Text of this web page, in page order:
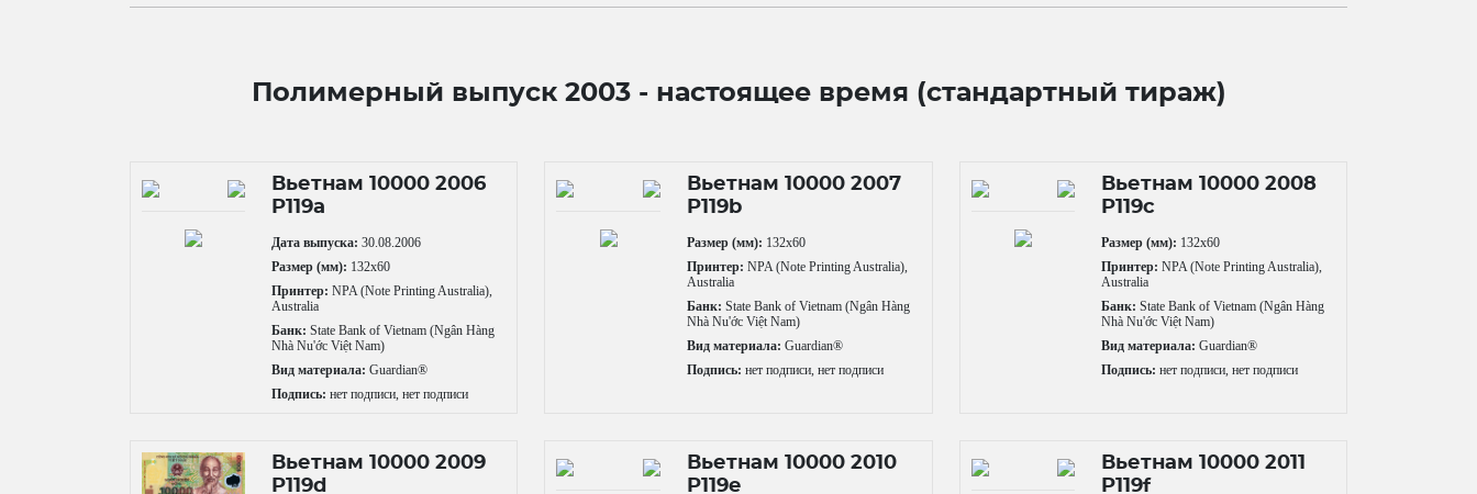
Полимерный выпуск 2003 - настоящее время (стандартный тираж)
Вьетнам 10000 2006
P119a
Дата выпуска: 30.08.2006
Размер (мм): 132x60
Принтер: NPA (Note Printing Australia),
Australia
Банк: State Bank of Vietnam (Ngân Hàng
Nhà Nu'ớc Việt Nam)
Вид материала: Guardian®
Подпись: нет подписи, нет подписи
Вьетнам 10000 2007
P119b
Размер (мм): 132x60
Принтер: NPA (Note Printing Australia),
Australia
Банк: State Bank of Vietnam (Ngân Hàng
Nhà Nu'ớc Việt Nam)
Вид материала: Guardian®
Подпись: нет подписи, нет подписи
Вьетнам 10000 2008
P119c
Размер (мм): 132x60
Принтер: NPA (Note Printing Australia),
Australia
Банк: State Bank of Vietnam (Ngân Hàng
Nhà Nu'ớc Việt Nam)
Вид материала: Guardian®
Подпись: нет подписи, нет подписи
Вьетнам 10000 2009
P119d
Вьетнам 10000 2010
P119e
Вьетнам 10000 2011
P119f